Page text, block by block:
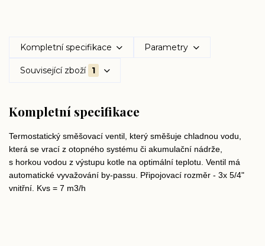
Kompletní specifikace Parametry
Související zboží 1
Kompletní specifikace
Termostatický směšovací ventil, který směšuje chladnou vodu,
která se vrací z otopného systému či akumulační nádrže,
s horkou vodou z výstupu kotle na optimální teplotu. Ventil má
automatické vyvažování by-passu. Připojovací rozměr - 3x 5/4"
vnitřní. Kvs = 7 m3/h